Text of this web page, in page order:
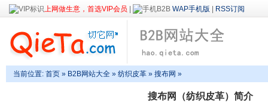
上网做生意，首选VIP会员 WAP手机版 RSS订阅
当前位置: 首页 » B2B网站大全 » 纺织皮革 » 搜布网 »
搜布网（纺织皮革）简介